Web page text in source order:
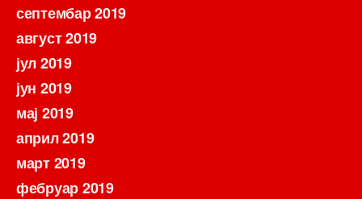
септембар 2019
август 2019
јул 2019
јун 2019
мај 2019
април 2019
март 2019
фебруар 2019